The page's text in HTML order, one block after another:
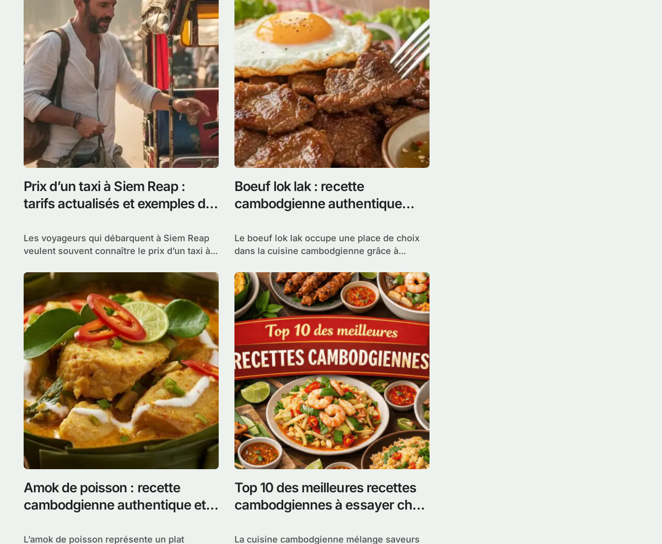
Prix d’un taxi à Siem Reap :
tarifs actualisés et exemples de
Les voyageurs qui débarquent à Siem Reap
veulent souvent connaître le prix d’un taxi à...
Boeuf lok lak : recette
cambodgienne authentique
Le boeuf lok lak occupe une place de choix
dans la cuisine cambodgienne grâce à...
Amok de poisson : recette
cambodgienne authentique et
L’amok de poisson représente un plat
Top 10 des meilleures recettes
cambodgiennes à essayer chez
La cuisine cambodgienne mélange saveurs